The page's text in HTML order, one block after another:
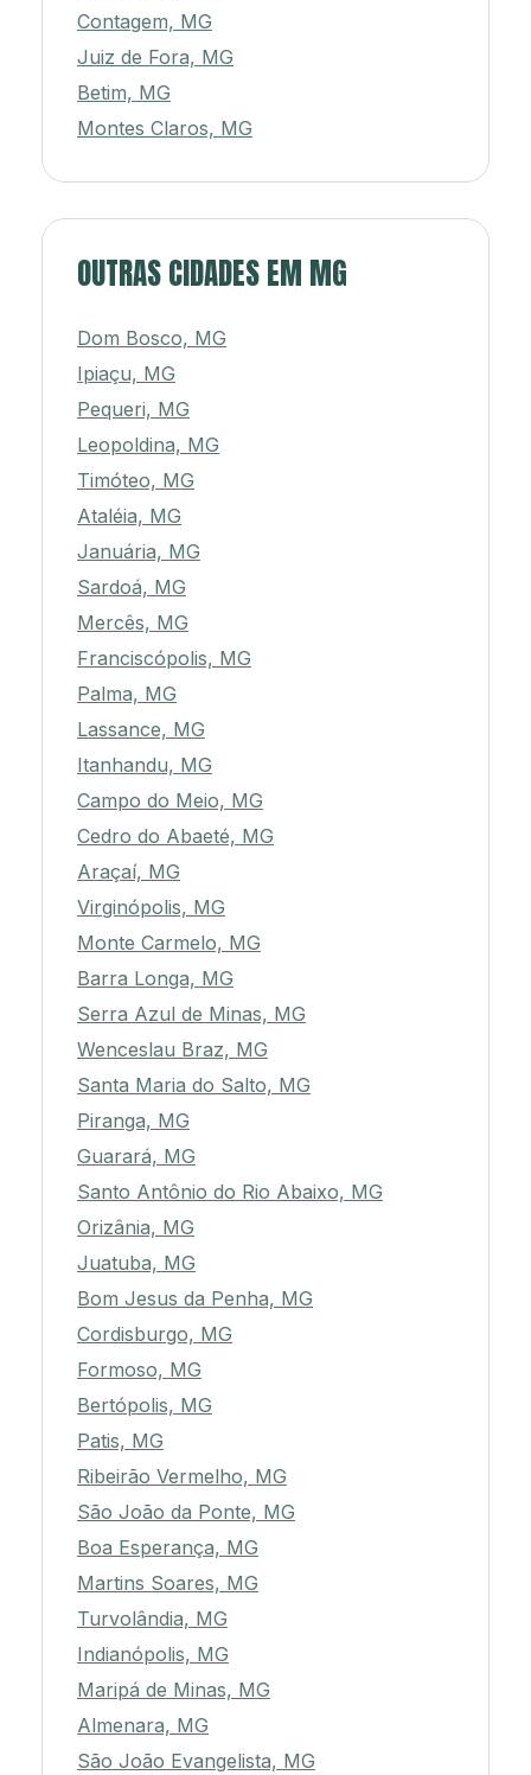
Contagem, MG
Juiz de Fora, MG
Betim, MG
Montes Claros, MG
OUTRAS CIDADES EM MG
Dom Bosco, MG
Ipiaçu, MG
Pequeri, MG
Leopoldina, MG
Timóteo, MG
Ataléia, MG
Januária, MG
Sardoá, MG
Mercês, MG
Franciscópolis, MG
Palma, MG
Lassance, MG
Itanhandu, MG
Campo do Meio, MG
Cedro do Abaeté, MG
Araçaí, MG
Virginópolis, MG
Monte Carmelo, MG
Barra Longa, MG
Serra Azul de Minas, MG
Wenceslau Braz, MG
Santa Maria do Salto, MG
Piranga, MG
Guarará, MG
Santo Antônio do Rio Abaixo, MG
Orizânia, MG
Juatuba, MG
Bom Jesus da Penha, MG
Cordisburgo, MG
Formoso, MG
Bertópolis, MG
Patis, MG
Ribeirão Vermelho, MG
São João da Ponte, MG
Boa Esperança, MG
Martins Soares, MG
Turvolândia, MG
Indianópolis, MG
Maripá de Minas, MG
Almenara, MG
São João Evangelista, MG